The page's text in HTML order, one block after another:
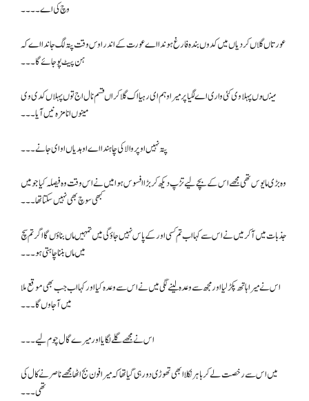
وچ کی اے۔۔۔۔
عورتاں گلاں کر دیاں میں کدوں بندہ فارغ ہوندا اے عورت کے اندر اوس وقت پتہ لگ جاندا اے کہ
ہن پیٹ پو جائے گا۔۔۔
مینںوں پہلا وی کئی واری اے لگیا پر میرا وہم ای رہیا اک گلا کراں قسم نال اج توں پہلاں کدی وی
مینوں انا مزہ نیں آیا ۔۔۔
پتہ نہیں اوپر والا کی چاہندا اے اوہدیاں او ای جانے۔۔۔
وہ بڑی مایوس تھی مجھے اس کے بچے لیے تڑپ دیکھ کر بڑا افسوس ہوا میں نے اس وقت وہ فیصلہ کیا جو میں
کبھی سوچ بھی نہیں سکتا تھا۔۔۔
جذبات میں آ کر میں نے اس سے کہا اب تم کسی اور کے پاس نہیں جاؤ گی میں تمہیں ماں بناؤں گا اگر تم سچ
میں ماں بننا چاہتی ہو۔۔۔
اس نے میرا ہاتھ پکڑ لیا اور مجھ سے وعدہ لینے لگی میں نے اس سے وعدہ کیا اور کہا اب جب بھی موقع ملا
میں آ جاوں گا ۔۔۔
اس نے مجھے گلے لگایا اور میرے گال چوم لیے۔۔۔
میں اس سے رخصت لے کر باہر نکلا ابھی تھوڑی دور ہی گیا تھا کہ میرا فون بج اٹھا مجھے ناصر نے کال کی
تھی۔۔۔